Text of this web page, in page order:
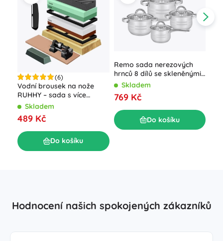
(6)
Vodní brousek na nože
RUHHY – sada s více
zrnitostmi a koženým
páskem
Skladem
489 Kč
Do košíku
Remo sada nerezových
hrnců 8 dílů se skleněnými
poklicemi
Skladem
769 Kč
Do košíku
Hodnocení našich spokojených zákazníků